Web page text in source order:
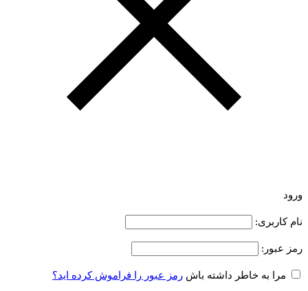
ورود
نام کاربری:
رمز عبور:
مرا به خاطر داشته باش رمز عبور را فراموش کرده اید؟